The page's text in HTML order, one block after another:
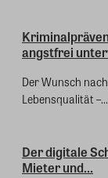
angstfrei
Der Wunsch
Lebensqualität –...
Der digitale
Mieter und...